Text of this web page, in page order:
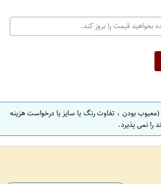
بخواهید قیمت را بروز کند.
بودن ، تفاوت رنگ یا سایز یا درخواست هزینه
نمی پذیرد.